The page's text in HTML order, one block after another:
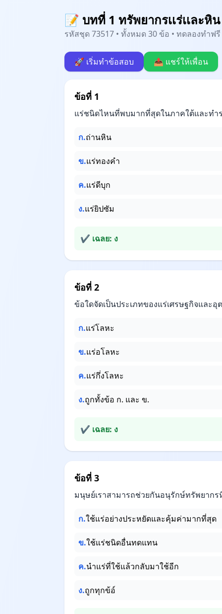
📝 บทที่ 1 ทรัพยากรเเร่เเละหิน
รหัสชุด 73517 • ทั้งหมด 30 ข้อ • ทดลองทำฟ
🚀 เริ่มทำข้อสอบ 📤 แชร์ให้เพื่อน
ข้อที่ 1
แร่ชนิดไหนที่พบมากที่สุดในภาคใต้และทำ
ก.ถ่านหิน
ข.แร่ทองคำ
ค.แร่ดีบุก
ง.แร่ยิปซัม
✔ เฉลย: ง
ข้อที่ 2
ข้อใดจัดเป็นประเภทของแร่เศรษฐกิจและอุ
ก.แร่โลหะ
ข.แร่อโลหะ
ค.แร่กึ่งโลหะ
ง.ถูกทั้งข้อ ก. และ ข.
✔ เฉลย: ง
ข้อที่ 3
มนุษย์เราสามารถช่วยกันอนุรักษ์ทรัพยากร
ก.ใช้แร่อย่างประหยัดและคุ้มค่ามากที่สุด
ข.ใช้แร่ชนิดอื่นทดแทน
ค.นำแร่ที่ใช้แล้วกลับมาใช้อีก
ง.ถูกทุกข้อ์